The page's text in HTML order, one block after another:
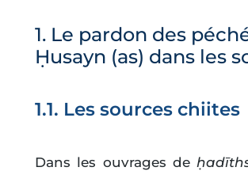
1. Le pardon des
Ḥusayn (as) dans les
1.1. Les sources chiites
Dans les ouvrages de